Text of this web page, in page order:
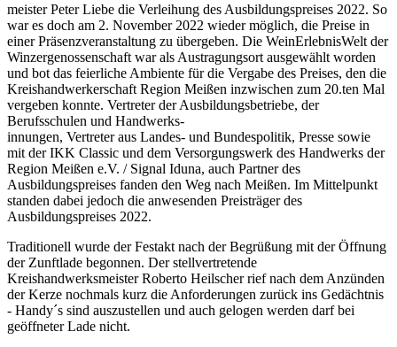
meister Peter Liebe die Verleihung des Ausbildungspreises 2022. So
war es doch am 2. November 2022 wieder möglich, die Preise in
einer Präsenzveranstaltung zu übergeben. Die WeinErlebnisWelt der
Winzergenossenschaft war als Austragungsort ausgewählt worden
und bot das feierliche Ambiente für die Vergabe des Preises, den die
Kreishandwerkerschaft Region Meißen inzwischen zum 20.ten Mal
vergeben konnte. Vertreter der Ausbildungsbetriebe, der
Berufsschulen und Handwerks-
innungen, Vertreter aus Landes- und Bundespolitik, Presse sowie
mit der IKK Classic und dem Versorgungswerk des Handwerks der
Region Meißen e.V. / Signal Iduna, auch Partner des
Ausbildungspreises fanden den Weg nach Meißen. Im Mittelpunkt
standen dabei jedoch die anwesenden Preisträger des
Ausbildungspreises 2022.
Traditionell wurde der Festakt nach der Begrüßung mit der Öffnung
der Zunftlade begonnen. Der stellvertretende
Kreishandwerksmeister Roberto Heilscher rief nach dem Anzünden
der Kerze nochmals kurz die Anforderungen zurück ins Gedächtnis
- Handy´s sind auszustellen und auch gelogen werden darf bei
geöffneter Lade nicht.